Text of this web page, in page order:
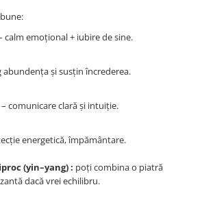
calm emoțional + iubire de sine.
abundența și susțin încrederea.
comunicare clară și intuiție.
energetică, împământare.
(yin–yang) : poți combina o piatră
dacă vrei echilibru.